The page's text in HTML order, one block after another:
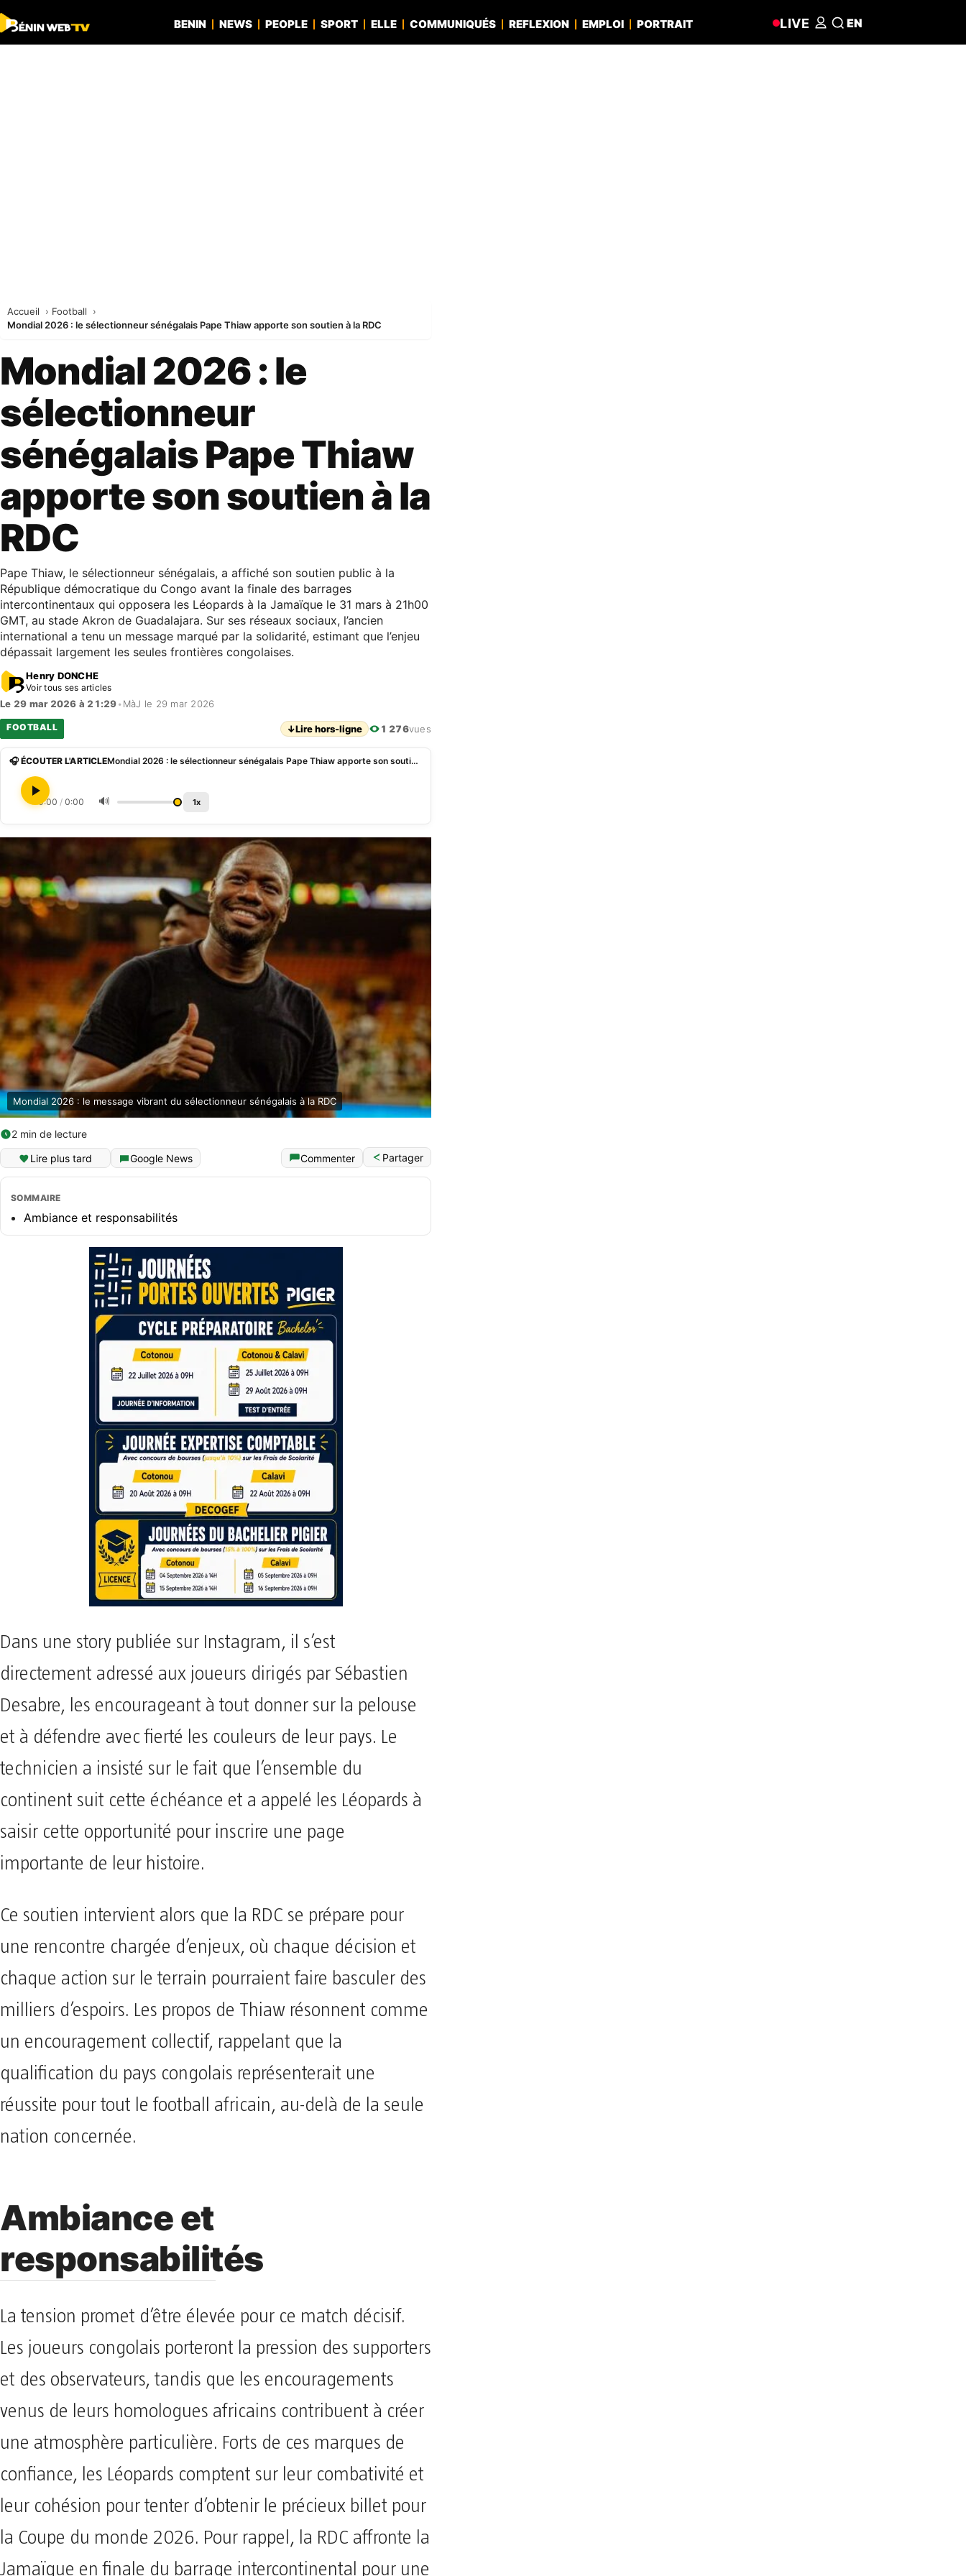
BENIN NEWS PEOPLE SPORT ELLE COMMUNIQUÉS REFLEXION EMPLOI PORTRAIT LIVE EN
Accueil
Football
Mondial 2026 : le sélectionneur sénégalais Pape Thiaw apporte son soutien à la RDC
Mondial 2026 : le
sélectionneur
sénégalais Pape Thiaw
apporte son soutien à la
RDC
Pape Thiaw, le sélectionneur sénégalais, a affiché son soutien public à la
République démocratique du Congo avant la finale des barrages
intercontinentaux qui opposera les Léopards à la Jamaïque le 31 mars à 21h00
GMT, au stade Akron de Guadalajara. Sur ses réseaux sociaux, l’ancien
international a tenu un message marqué par la solidarité, estimant que l’enjeu
dépassait largement les seules frontières congolaises.
Henry DONCHE
Voir tous ses articles
Le 29 mar 2026 à 21:29• MàJ le 29 mar 2026
FOOTBALL ↓Lire hors-ligne 1 276vues
🎧 ÉCOUTER L'ARTICLE Mondial 2026 : le sélectionneur sénégalais Pape Thiaw apporte son soutien à la RDC
0:00 / 0:00 🔊 1x
Mondial 2026 : le message vibrant du sélectionneur sénégalais à la RDC
2 min de lecture
Lire plus tard
Google News Commenter Partager
SOMMAIRE
Ambiance et responsabilités
Dans une story publiée sur Instagram, il s’est
directement adressé aux joueurs dirigés par Sébastien
Desabre, les encourageant à tout donner sur la pelouse
et à défendre avec fierté les couleurs de leur pays. Le
technicien a insisté sur le fait que l’ensemble du
continent suit cette échéance et a appelé les Léopards à
saisir cette opportunité pour inscrire une page
importante de leur histoire.
Ce soutien intervient alors que la RDC se prépare pour
une rencontre chargée d’enjeux, où chaque décision et
chaque action sur le terrain pourraient faire basculer des
milliers d’espoirs. Les propos de Thiaw résonnent comme
un encouragement collectif, rappelant que la
qualification du pays congolais représenterait une
réussite pour tout le football africain, au-delà de la seule
nation concernée.
Ambiance et
responsabilités
La tension promet d’être élevée pour ce match décisif.
Les joueurs congolais porteront la pression des supporters
et des observateurs, tandis que les encouragements
venus de leurs homologues africains contribuent à créer
une atmosphère particulière. Forts de ces marques de
confiance, les Léopards comptent sur leur combativité et
leur cohésion pour tenter d’obtenir le précieux billet pour
la Coupe du monde 2026. Pour rappel, la RDC affronte la
Jamaïque en finale du barrage intercontinental pour une